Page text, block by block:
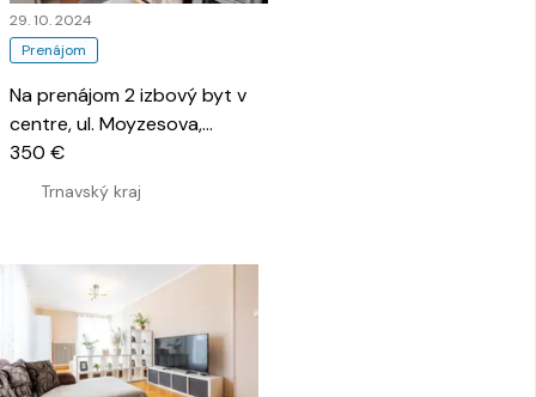
Prenájom
29. 10. 2024
Na prenájom 2 izbový byt v
centre, ul. Moyzesova,
Senica
Trnavský kraj
350 €